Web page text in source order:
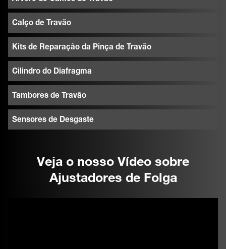
Calço de Travão
Kits de Reparação da Pinça de Travão
Cilindro do Diafragma
Tambores de Travão
Sensores de Desgaste
Veja o nosso Vídeo sobre
Ajustadores de Folga